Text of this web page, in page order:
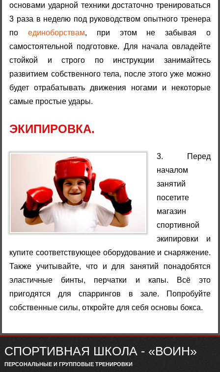
основами ударной техники достаточно тренироваться
3 раза в неделю под руководством опытного тренера
поединоборствам, при этом не забывая о
самостоятельной подготовке. Для начала овладейте
стойкой и строго по инструкции занимайтесь
развитием собственного тела, после этого уже можно
будет отрабатывать движения ногами и некоторые
самые простые удары.
ЭКИПИРОВКА.
3. Перед
началом
занятий
посетите
магазин
спортивной
экипировки и
купите соответствующее оборудование и снаряжение.
Также учитывайте, что и для занятий понадобятся
эластичные бинты, перчатки и капы. Всё это
пригодятся для спаррингов в зале. Попробуйте
собственные силы, откройте для себя основы бокса.
СПОРТИВНАЯ ШКОЛА - «ВОИН»
ПЕРСОНАЛЬНЫЕ И ГРУППОВЫЕ ТРЕНИРОВКИ